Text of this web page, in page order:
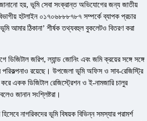
হয়, ভূমি সেবা সংক্রান্ত অভিযোগের জন্য জাতীয়
হটলাইন ০১৭০৬৮৮৮৭৮৭ সম্পর্কে ব্যাপক প্রচার
আমার ঠিকানা’ শীর্ষক তথ্যবহুল বুকলেটও বিতরণ করা
ডিজিটাল জরিপ, ল্যান্ড জোনিং এবং জমি ক্রয়ের সঙ্গে সঙ্গে
পরিকল্পনাও রয়েছে। উপজেলা ভূমি অফিস ও সাব-রেজিস্ট্রি
একক ডিজিটাল রেজিস্ট্রেশন ও ই-নামজারি চালুর
জানান সংশ্লিষ্টরা।
নাগরিকদের ভূমি বিষয়ক বিভিন্ন সমস্যার পরামর্শ